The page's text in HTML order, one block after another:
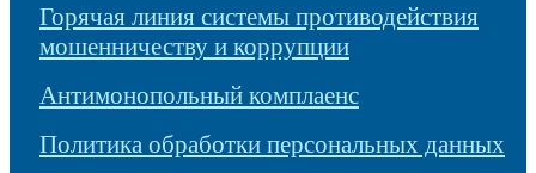
Горячая линия системы противодействия
мошенничеству и коррупции
Антимонопольный комплаенс
Политика обработки персональных данных